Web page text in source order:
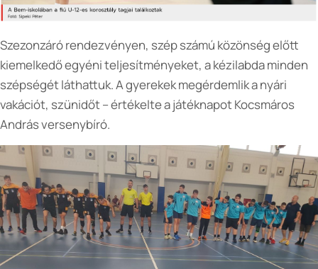
Szezonzáró rendezvényen, szép számú közönség előtt
kiemelkedő egyéni teljesítményeket, a kézilabda minden
szépségét láthattuk. A gyerekek megérdemlik a nyári
vakációt, szünidőt – értékelte a játéknapot Kocsmáros
András versenybíró.